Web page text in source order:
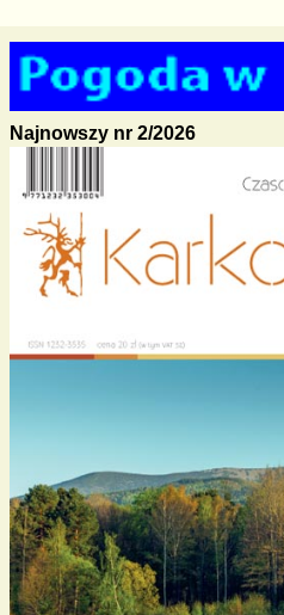
Najnowszy nr 2/2026